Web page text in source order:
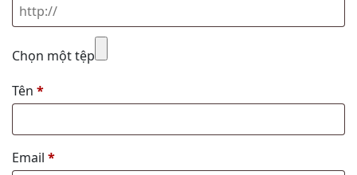
Chọn một tệp
Tên *
Email *